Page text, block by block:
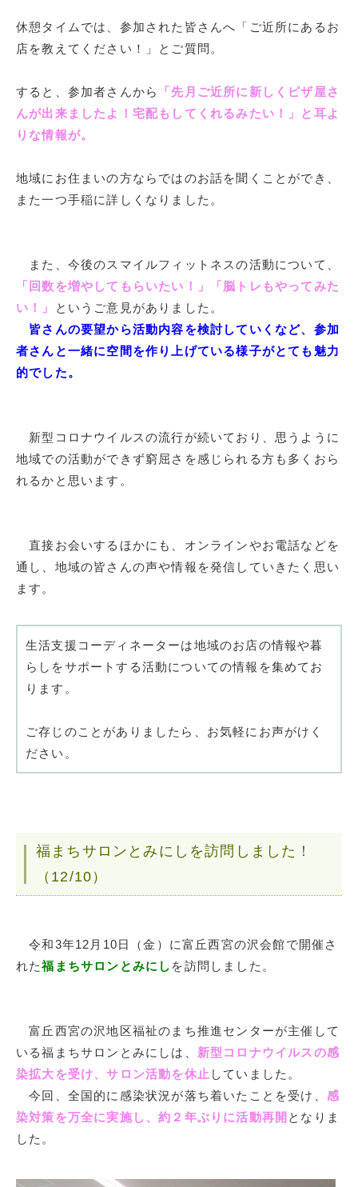
休憩タイムでは、参加された皆さんへ「ご近所にあるお
店を教えてください！」とご質問。
すると、参加者さんから
「先月ご近所に新しくピザ屋さ
んが出来ましたよ！宅配もしてくれるみたい！」と耳よ
りな情報が。
地域にお住まいの方ならではのお話を聞くことができ、
また一つ手稲に詳しくなりました。
また、今後のスマイルフィットネスの活動について、
「回数を増やしてもらいたい！」「脳トレもやってみた
い！」
というご意見がありました。
皆さんの要望から活動内容を検討していくなど、参加
者さんと一緒に空間を作り上げている様子がとても魅力
的でした。
新型コロナウイルスの流行が続いており、思うように
地域での活動ができず窮屈さを感じられる方も多くおら
れるかと思います。
直接お会いするほかにも、オンラインやお電話などを
通し、地域の皆さんの声や情報を発信していきたく思い
ます。
生活支援コーディネーターは地域のお店の情報や暮
らしをサポートする活動についての情報を集めてお
ります。
ご存じのことがありましたら、お気軽にお声がけく
ださい。
福まちサロンとみにしを訪問しました！
（12/10）
令和3年12月10日（金）に富丘西宮の沢会館で開催さ
れた福まちサロンとみにし を訪問しました。
富丘西宮の沢地区福祉のまち推進センターが主催して
いる福まちサロンとみにしは、 新型コロナウイルスの感
染拡大を受け、サロン活動を休止 していました。
今回、全国的に感染状況が落ち着いたことを受け、 感
染対策を万全に実施し、約２年ぶりに活動再開 となりま
した。